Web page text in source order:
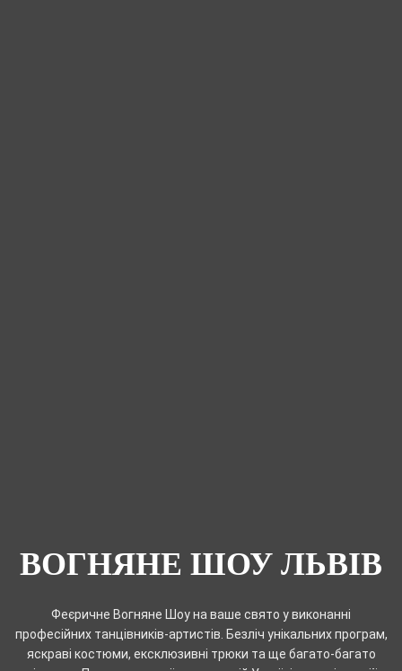
ВОГНЯНЕ ШОУ ЛЬВІВ
Феєричне Вогняне Шоу на ваше свято у виконанні
професійних танцівників-артистів. Безліч унікальних програм,
яскраві костюми, ексклюзивні трюки та ще багато-багато